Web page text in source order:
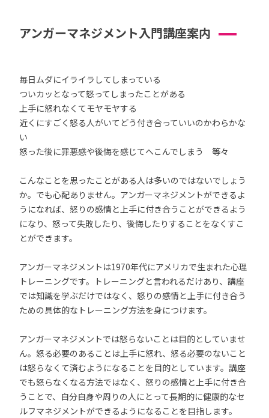
アンガーマネジメント入門講座案内
毎日ムダにイライラしてしまっている
ついカッとなって怒ってしまったことがある
上手に怒れなくてモヤモヤする
近くにすごく怒る人がいてどう付き合っていいのかわらかな
い
怒った後に罪悪感や後悔を感じてへこんでしまう 等々
こんなことを思ったことがある人は多いのではないでしょう
か。でも心配ありません。アンガーマネジメントができるよ
うになれば、怒りの感情と上手に付き合うことができるよう
になり、怒って失敗したり、後悔したりすることをなくすこ
とができます。
アンガーマネジメントは1970年代にアメリカで生まれた心理
トレーニングです。トレーニングと言われるだけあり、講座
では知識を学ぶだけではなく、怒りの感情と上手に付き合う
ための具体的なトレーニング方法を身につけます。
アンガーマネジメントでは怒らないことは目的としていませ
ん。怒る必要のあることは上手に怒れ、怒る必要のないこと
は怒らなくて済むようになることを目的としています。講座
でも怒らなくなる方法ではなく、怒りの感情と上手に付き合
うことで、自分自身や周りの人にとって長期的に健康的なセ
ルフマネジメントができるようになることを目指します。